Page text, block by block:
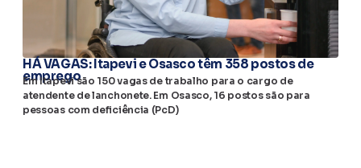
HÁ VAGAS: Itapevi e Osasco têm 358 postos de
emprego
Em Itapevi são 150 vagas de trabalho para o cargo de
atendente de lanchonete. Em Osasco, 16 postos são para
pessoas com deficiência (PcD)